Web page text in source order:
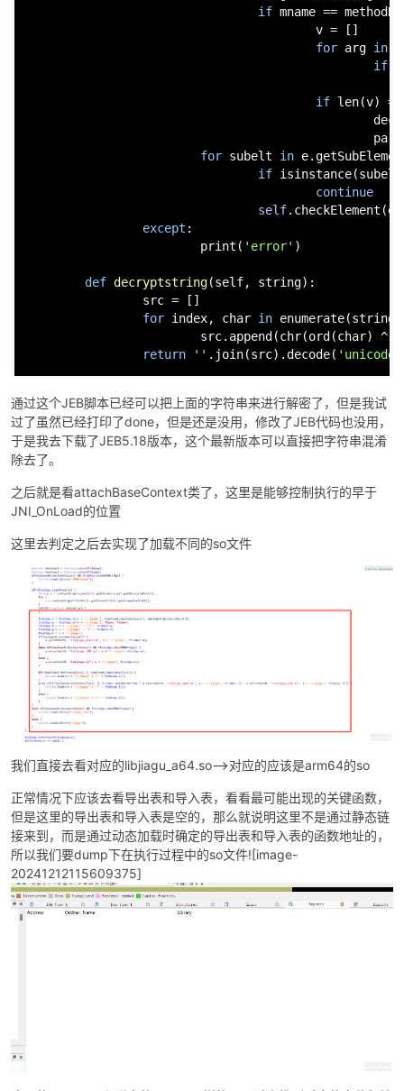
if mname ==
v = []
for arg in
if
if len(v)
decstr
for subelt in
if isinstance
continue
self
except :
print ( 'error' )
def decryptstring(self, string):
src = []
for index, char in enumerate
src.append(chr(ord (char) ^
return
'' .join(src).decode(
通过这个JEB脚本已经可以把上面的字符串来进行解密了，但是我试
过了虽然已经打印了done，但是还是没用，修改了JEB代码也没用，
于是我去下载了JEB5.18版本，这个最新版本可以直接把字符串混淆
除去了。
之后就是看attachBaseContext类了，这里是能够控制执行的早于
JNI_OnLoad的位置
这里去判定之后去实现了加载不同的so文件
我们直接去看对应的libjiagu_a64.so——>对应的应该是arm64的so
正常情况下应该去看导出表和导入表，看看最可能出现的关键函数，
但是这里的导出表和导入表是空的，那么就说明这里不是通过静态链
接来到，而是通过动态加载时确定的导出表和导入表的函数地址的，
所以我们要dump下在执行过程中的so文件![image-
20241212115609375]